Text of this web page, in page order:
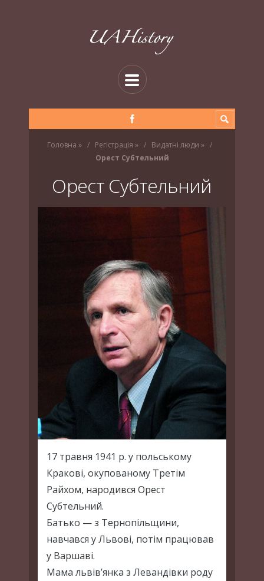
Головна » Регістрація » Видатні люди »
Орест Субтельний
Орест Субтельний
17 травня 1941 р. у польському
Кракові, окупованому Третім
Райхом, народився Орест
Субтельний.
Батько — з Тернопільщини,
навчався у Львові, потім працював
у Варшаві.
Мама львів’янка з Левандівки роду